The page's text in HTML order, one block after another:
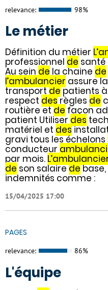
relevance: 98%
Le métier
Définition du métier
professionnel de
Au sein de la chaine de
l’ambulancier assure
transportdepatients à
respect desrègles de
routière etde façon
patient Utiliser des
matériel et des
gravi tous les échelons
conducteur
par mois.
de son salairedebase,
indemnités comme :
15/04/2025 17:00
PAGES
relevance: 86%
L'équipe